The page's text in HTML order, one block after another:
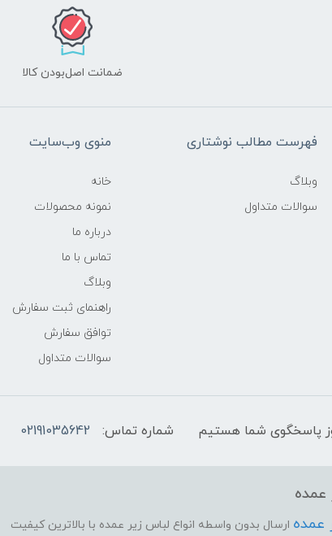
ضمانت اصل‌بودن کالا
فهرست مطالب نوشتاری
وبلاگ
سوالات متداول
منوی وب‌سایت
خانه
نمونه محصولات
درباره ما
تماس با ما
وبلاگ
راهنمای ثبت سفارش
توافق سفارش
سوالات متداول
شماره تماس: 02191035642
عمده
عمده ارسال بدون واسطه انواع لباس زیر عمده با بالاترین کیفیت